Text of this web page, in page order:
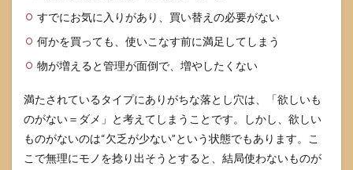
欲し
いも
のが
思い
ばな
い状
態を
長引
ない
すでにお気に入りがあり、買い替えの必要がない
何かを買っても、使いこなす前に満足してしまう
物が増えると管理が面倒で、増やしたくない
満たされているタイプにありがちな落とし穴は、「欲しいも
のがない＝ダメ」と考えてしまうことです。しかし、欲しい
ものがないのは“欠乏が少ない”という状態でもあります。こ
こで無理にモノを捻り出そうとすると、結局使わないものが